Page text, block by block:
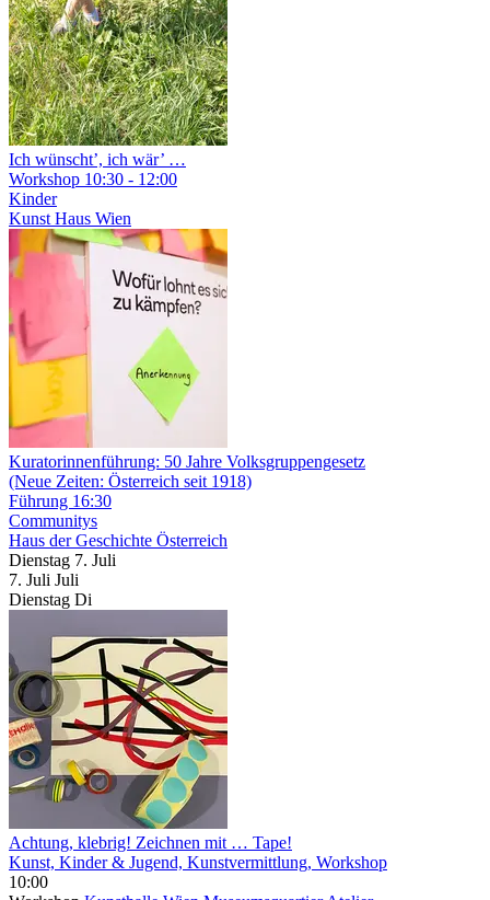
Ich wünscht’, ich wär’ …
Workshop 10:30 - 12:00
Kinder
Kunst Haus Wien
Kuratorinnenführung: 50 Jahre Volksgruppengesetz
(Neue Zeiten: Österreich seit 1918)
Führung 16:30
Communitys
Haus der Geschichte Österreich
Dienstag 7. Juli
7. Juli Juli
Dienstag Di
Achtung, klebrig! Zeichnen mit … Tape!
Kunst, Kinder & Jugend, Kunstvermittlung, Workshop
10:00